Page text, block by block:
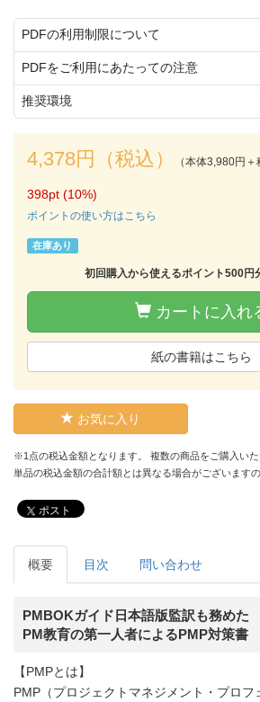
PDFの利用制限について
PDFをご利用にあたっての注意
推奨環境
4,378円（税込） （本体3,980円＋
398pt (10%)
ポイントの使い方はこちら
在庫あり
初回購入から使えるポイント500円
カートに入れ
紙の書籍はこちら
お気に入り
※1点の税込金額となります。 複数の商品をご購入いた
単品の税込金額の合計額とは異なる場合がございます
ポスト
概要 目次 問い合わせ
PMBOKガイド日本語版監訳も務めた
PM教育の第一人者によるPMP対策書
【PMPとは】
PMP（プロジェクトマネジメント・プロ